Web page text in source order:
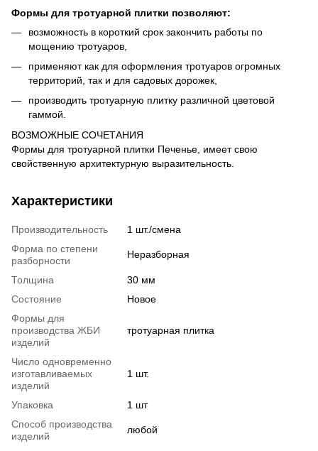
Формы для тротуарной плитки позволяют:
возможность в короткий срок закончить работы по
мощению тротуаров,
применяют как для оформления тротуаров огромных
территорий, так и для садовых дорожек,
производить тротуарную плитку различной цветовой
гаммой.
ВОЗМОЖНЫЕ СОЧЕТАНИЯ
Формы для тротуарной плитки Печенье, имеет свою
свойственную архитектурную выразительность.
Характеристики
Производительность
1 шт./смена
Форма по степени
разборности
Неразборная
Толщина
30 мм
Состояние
Новое
Формы для
производства ЖБИ
изделий
тротуарная плитка
Число одновременно
изготавливаемых
изделий
1 шт.
Упаковка
1 шт
Способ производства
изделий
любой